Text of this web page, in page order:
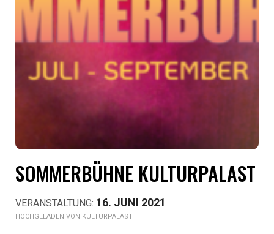
SOMMERBÜHNE KULTURPALAST
16. JUNI 2021
KULTURPALAST